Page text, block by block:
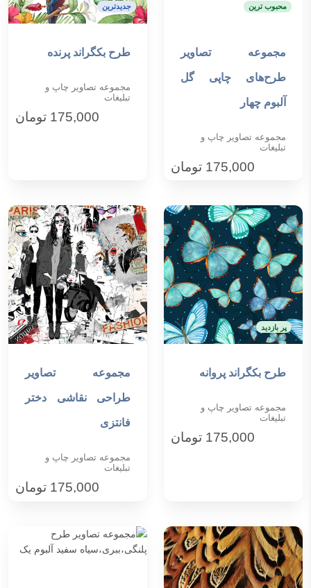
محبوب ترین
افزودن به سبد خرید
مجموعه تصاویر
طرح‌های چاپی گل
آلبوم چهار
مجموعه تصاویر چاپ و
تبلیغات
175,000 تومان
جدیدترین
افزودن به سبد خرید
طرح بکگراند پرنده
مجموعه تصاویر چاپ و
تبلیغات
175,000 تومان
پر بازدید
افزودن به سبد خرید
طرح بکگراند پروانه
مجموعه تصاویر چاپ و
تبلیغات
175,000 تومان
افزودن به سبد خرید
مجموعه تصاویر
طراحی نقاشی دختر
فانتزی
مجموعه تصاویر چاپ و
تبلیغات
175,000 تومان